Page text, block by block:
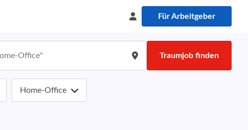
Für Arbeitgeber
Traumjob finden
Home-Office